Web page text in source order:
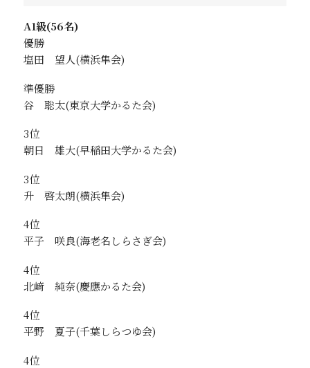
A1級(56名)
優勝
塩田 望人
準優勝
谷 聡太
3位
朝日 雄大
3位
升 啓太朗
4位
平子 咲良
4位
北﨑 純奈
4位
平野 夏子
4位